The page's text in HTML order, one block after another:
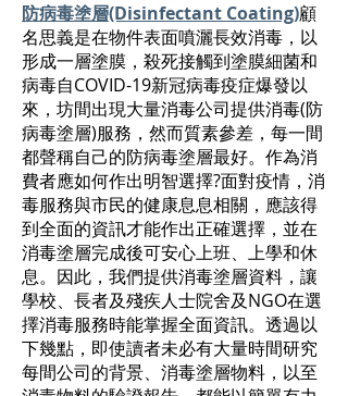
防病毒塗層(Disinfectant Coating)顧
名思義是在物件表面噴灑長效消毒，以
形成一層塗膜，殺死接觸到塗膜細菌和
病毒自COVID-19新冠病毒疫症爆發以
來，坊間出現大量消毒公司提供消毒(防
病毒塗層)服務，然而質素參差，每一間
都聲稱自己的防病毒塗層最好。作為消
費者應如何作出明智選擇?面對疫情，消
毒服務與市民的健康息息相關，應該得
到全面的資訊才能作出正確選擇，並在
消毒塗層完成後可安心上班、上學和休
息。因此，我們提供消毒塗層資料，讓
學校、長者及殘疾人士院舍及NGO在選
擇消毒服務時能掌握全面資訊。透過以
下幾點，即使讀者未必有大量時間研究
每間公司的背景、消毒塗層物料，以至